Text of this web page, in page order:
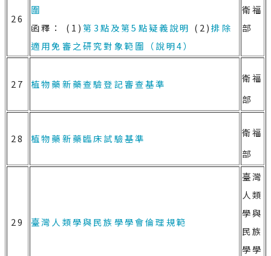
26
圍
函釋： (1) 第3點及第5點疑義說明 (2)排除
適用免審之研究對象範圍（說明4）
衛福
部
27 植物藥新藥查驗登記審查基準
衛福
部
28 植物藥新藥臨床試驗基準
衛福
部
29 臺灣人類學與民族學學會倫理規範
臺灣
人類
學與
民族
學學